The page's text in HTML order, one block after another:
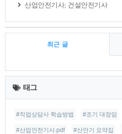
산업안전기사; 건설안전기사
최근 글
최
근
글
태그
#직업상담사 학습방법 #조기 대장암
#산업안전기사.pdf #산안기 요약집